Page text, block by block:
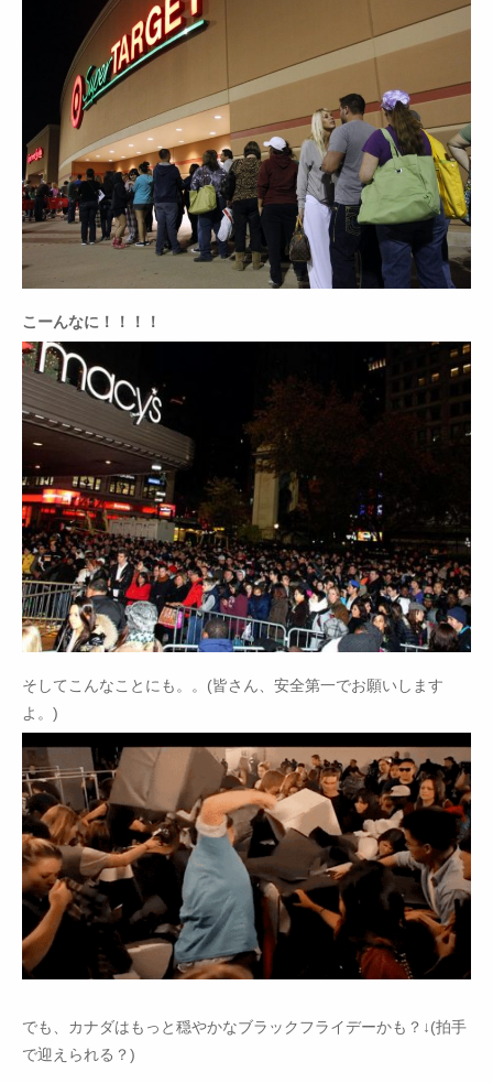
こーんなに！！！！
そしてこんなことにも。。(皆さん、安全第一でお願いします
よ。)
でも、カナダはもっと穏やかなブラックフライデーかも？↓(拍手
で迎えられる？)